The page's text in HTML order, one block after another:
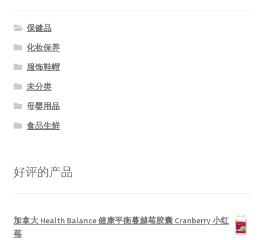
保健品
化妆保养
服饰鞋帽
未分类
母婴用品
食品生鲜
好评的产品
加拿大 Health Balance 健康平衡蔓越莓胶囊 Cranberry 小红
莓